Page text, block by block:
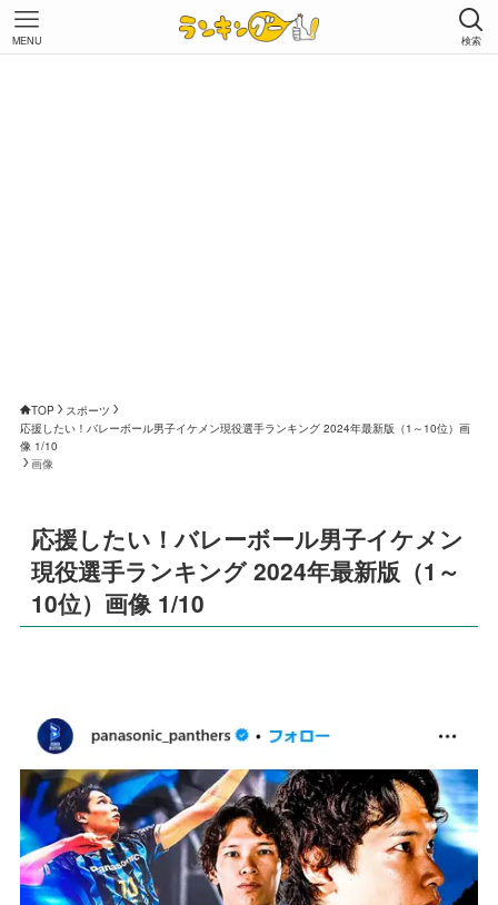
検索
MENU
TOP
スポーツ
応援したい！バレーボール男子イケメン現役選手ランキング 2024年最新版（1～10位）画
像 1/10
画像
応援したい！バレーボール男子イケメン
現役選手ランキング 2024年最新版（1～
10位）画像 1/10